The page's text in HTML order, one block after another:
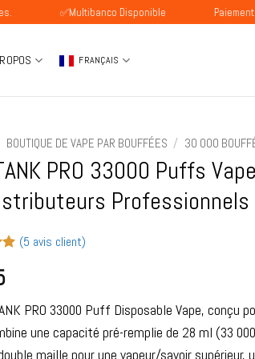
✅Multibanco Disponible Paiement SEPA
FRANÇAIS
BOUTIQUE DE VAPE PAR BOUFFÉES / 30 000
PRO 33000 Puffs
Professionnels
(5 avis client)
PRO 33000 Puff Disposable Vape, conçu
une capacité pré-remplie de 28 ml (33
maille pour une vapeur/savoir supérieur,